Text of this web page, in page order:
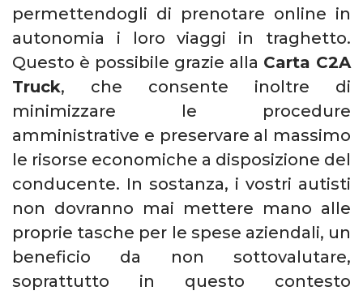
permettendogli di prenotare online in
autonomia i loro viaggi in traghetto.
Questo è possibile grazie alla Carta C2A
Truck, che consente inoltre di
minimizzare le procedure
amministrative e preservare al massimo
le risorse economiche a disposizione del
conducente. In sostanza, i vostri autisti
non dovranno mai mettere mano alle
proprie tasche per le spese aziendali, un
beneficio da non sottovalutare,
soprattutto in questo contesto